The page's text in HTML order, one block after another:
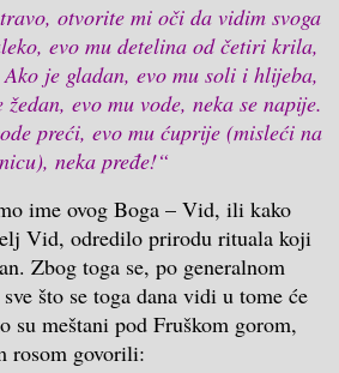
otvorite mi oči da vidim svoga
evo mu detelina od četiri krila,
je gladan, evo mu soli i hlijeba,
evo mu vode, neka se napije.
preći, evo mu ćuprije (misleći na
neka pređe!“
ime ovog Boga – Vid, ili kako
Vid, odredilo prirodu rituala koji
Zbog toga se, po generalnom
što se toga dana vidi u tome će
su meštani pod Fruškom gorom,
rosom govorili: